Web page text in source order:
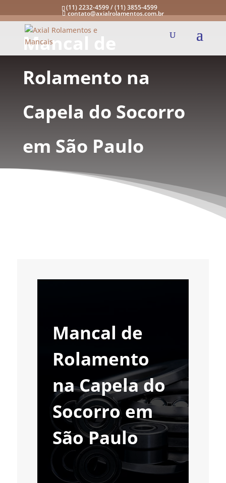
(11) 2232-4599 / (11) 3855-4599
contato@axialrolamentos.com.br
Mancal de
Rolamento na
Capela do Socorro
em São Paulo
Mancal de
Rolamento
na Capela do
Socorro em
São Paulo